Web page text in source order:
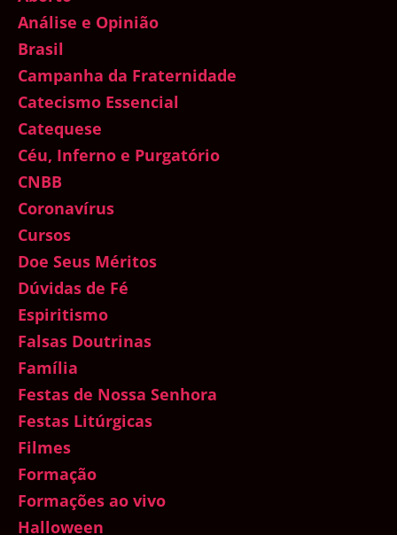
Análise e Opinião
Brasil
Campanha da Fraternidade
Catecismo Essencial
Catequese
Céu, Inferno e Purgatório
CNBB
Coronavírus
Cursos
Doe Seus Méritos
Dúvidas de Fé
Espiritismo
Falsas Doutrinas
Família
Festas de Nossa Senhora
Festas Litúrgicas
Filmes
Formação
Formações ao vivo
Halloween